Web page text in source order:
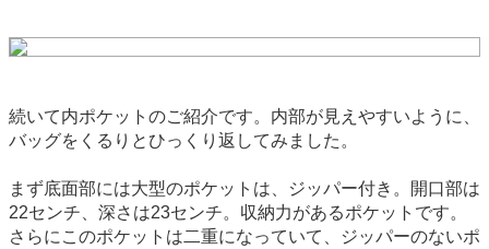
続いて内ポケットのご紹介です。内部が見えやすいように、
バッグをくるりとひっくり返してみました。
まず底面部には大型のポケットは、ジッパー付き。開口部は
22センチ、深さは23センチ。収納力があるポケットです。
さらにこのポケットは二重になっていて、ジッパーのないポ